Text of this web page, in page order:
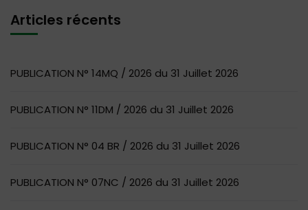
Articles récents
PUBLICATION N° 14MQ / 2026 du 31 Juillet 2026
PUBLICATION N° 11DM / 2026 du 31 Juillet 2026
PUBLICATION N° 04 BR / 2026 du 31 Juillet 2026
PUBLICATION N° 07NC / 2026 du 31 Juillet 2026